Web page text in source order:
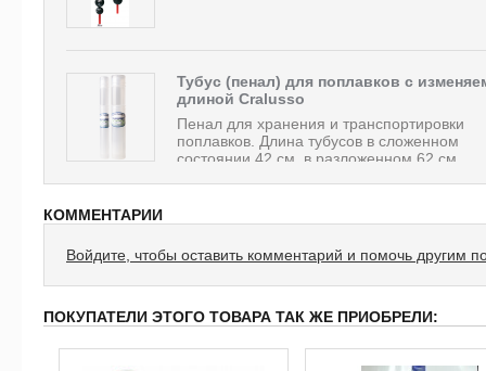
Тубус (пенал) для поплавков с
длиной Cralusso
Пенал для хранения и транспортировки
поплавков. Длина тубусов в сложенном
состоянии 42 см, в разложенном 62 см....
КОММЕНТАРИИ
Войдите, чтобы оставить комментарий и помочь другим
ПОКУПАТЕЛИ ЭТОГО ТОВАРА ТАК ЖЕ ПРИОБРЕЛИ: